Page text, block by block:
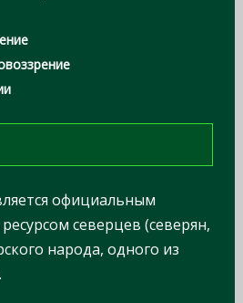
официальным
северцев (северян,
народа, одного из